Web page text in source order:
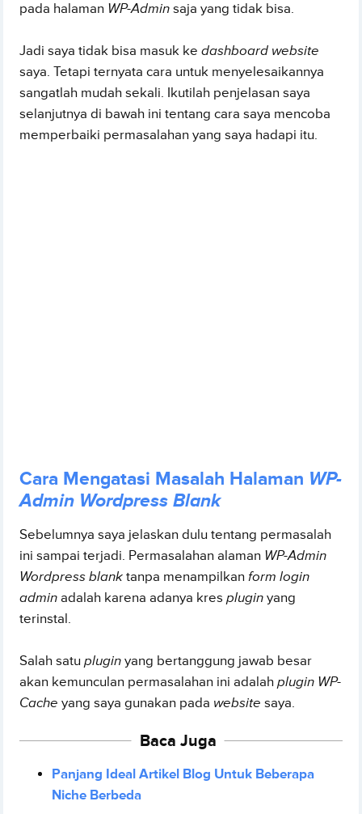
pada halaman WP-Adminsaja yang tidak bisa.
Jadi saya tidak bisa masuk kedashboard website
saya. Tetapi ternyata cara untuk menyelesaikannya
sangatlah mudah sekali. Ikutilah penjelasan saya
selanjutnya di bawah ini tentang cara saya mencoba
memperbaiki permasalahan yang saya hadapi itu.
Cara Mengatasi Masalah Halaman WP-
Admin Wordpress Blank
Sebelumnya saya jelaskan dulu tentang permasalah
ini sampai terjadi. Permasalahan alaman WP-Admin
Wordpress blanktanpa menampilkanform login
adminadalah karena adanya krespluginyang
terinstal.
Salah satupluginyang bertanggung jawab besar
akan kemunculan permasalahan ini adalahplugin WP-
Cacheyang saya gunakan pada websitesaya.
Baca Juga
Panjang Ideal Artikel Blog Untuk Beberapa
Niche Berbeda